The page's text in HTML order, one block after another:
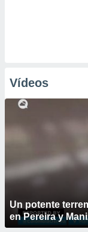
Vídeos
Un potente
en Pereira y